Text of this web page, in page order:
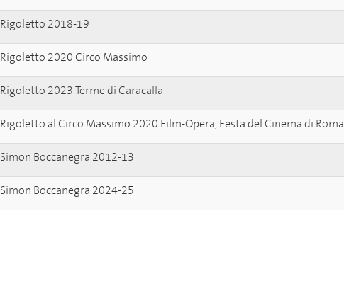
Rigoletto 2018-19
Rigoletto 2020 Circo Massimo
Rigoletto 2023 Terme di Caracalla
Rigoletto al Circo Massimo 2020 Film-Opera, Festa del Cinema di
Simon Boccanegra 2012-13
Simon Boccanegra 2024-25